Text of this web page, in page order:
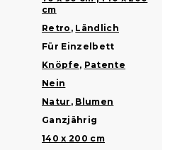
cm
Retro , Ländlich
Für Einzelbett
Knöpfe, Patente
Nein
Natur , Blumen
Ganzjährig
140 x 200 cm